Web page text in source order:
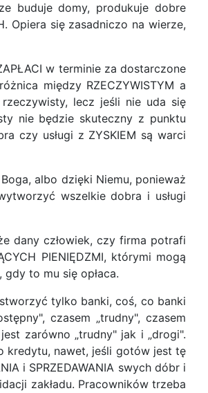
buduje domy, produkuje dobre
Opiera się zasadniczo na wierze,
w terminie za dostarczone
między RZECZYWISTYM a
rzeczywisty, lecz jeśli nie uda się
nie będzie skuteczny z punktu
czy usługi z ZYSKIEM są warci
albo dzięki Niemu, ponieważ
wszelkie dobra i usługi
dany człowiek, czy firma potrafi
PIENIĘDZMI, którymi mogą
to mu się opłaca.
tylko banki, coś, co banki
czasem „trudny", czasem
zarówno „trudny" jak i „drogi".
kredytu, nawet, jeśli gotów jest tę
i SPRZEDAWANIA swych dóbr i
zakładu. Pracowników trzeba